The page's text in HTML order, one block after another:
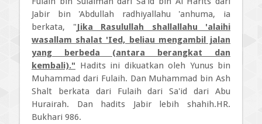
Jabir bin 'Abdullah radhiyallahu 'anhuma, ia
berkata, "Jika Rasulullah shallallahu 'alaihi
wasallam shalat 'Ied, beliau mengambil jalan
yang berbeda (antara berangkat dan
kembali)." Hadits ini dikuatkan oleh Yunus bin
Muhammad dari Fulaih. Dan Muhammad bin Ash
Shalt berkata dari Fulaih dari Sa'id dari Abu
Hurairah. Dan hadits Jabir lebih shahih.HR.
Bukhari 986.